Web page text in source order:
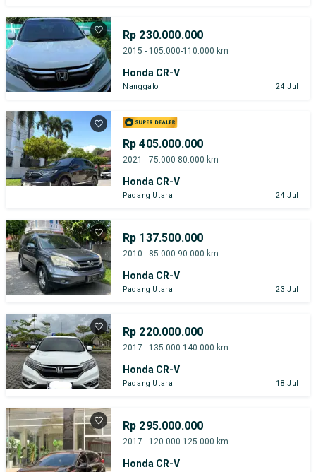
Rp 230.000.000
2015 - 105.000-110.000 km
Honda CR-V
Nanggalo 24 Jul
Rp 405.000.000
2021 - 75.000-80.000 km
Honda CR-V
Padang Utara 24 Jul
Rp 137.500.000
2010 - 85.000-90.000 km
Honda CR-V
Padang Utara 23 Jul
Rp 220.000.000
2017 - 135.000-140.000 km
Honda CR-V
Padang Utara 18 Jul
Rp 295.000.000
2017 - 120.000-125.000 km
Honda CR-V